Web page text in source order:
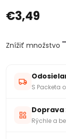
€3,49
Znížiť množstvo
S Packeta
Doprava
Rýchle a